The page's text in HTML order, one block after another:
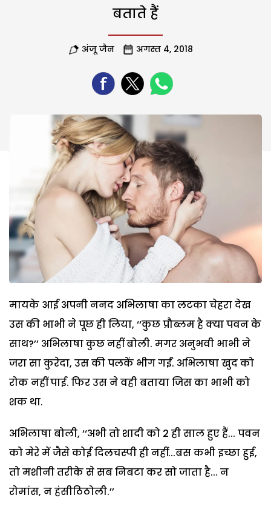
बताते हैं
अंजू जैन अगस्त 4, 2018
मायके आई अपनी ननद अभिलाषा का लटका चेहरा देख
उस की भाभी ने पूछ ही लिया, ‘‘कुछ प्रौब्लम है क्या पवन के
साथ?’’ अभिलाषा कुछ नहीं बोली. मगर अनुभवी भाभी ने
जरा सा कुरेदा, उस की पलकें भीग गईं. अभिलाषा खुद को
रोक नहीं पाई. फिर उस ने वही बताया जिस का भाभी को
शक था.
अभिलाषा बोली, ‘‘अभी तो शादी को 2 ही साल हुए हैं... पवन
को मेरे में जैसे कोई दिलचस्पी ही नहीं...बस कभी इच्छा हुई,
तो मशीनी तरीके से सब निबटा कर सो जाता है... न
रोमांस, न हंसीठिठोली.’’